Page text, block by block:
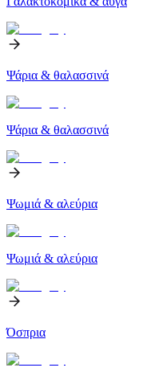
Ψάρια & θαλασσινά
Ψάρια & θαλασσινά
Ψωμιά & αλεύρια
Ψωμιά & αλεύρια
Όσπρια